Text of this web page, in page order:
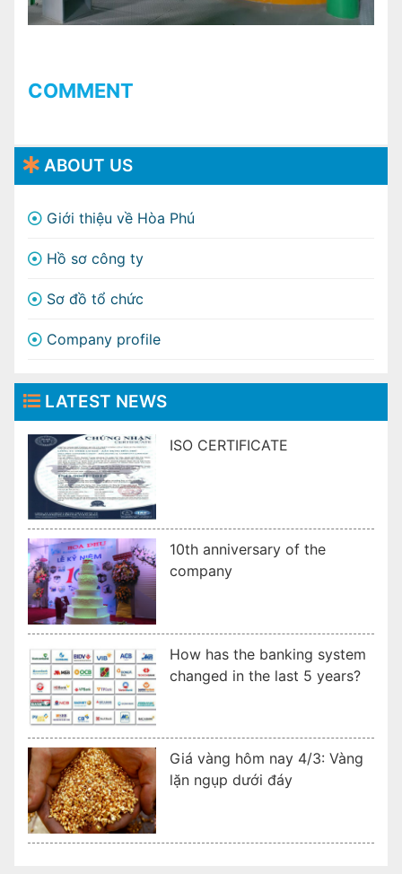
COMMENT
ABOUT US
Giới thiệu về Hòa Phú
Hồ sơ công ty
Sơ đồ tổ chức
Company profile
LATEST NEWS
ISO CERTIFICATE
10th anniversary of the
company
How has the banking system
changed in the last 5 years?
Giá vàng hôm nay 4/3: Vàng
lặn ngụp dưới đáy